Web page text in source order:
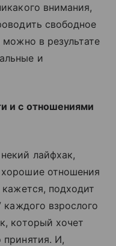
внимания,
свободное
в результате
и
и с отношениями
лайфхак,
отношения
подходит
каждого взрослого
который хочет
принятия. И,